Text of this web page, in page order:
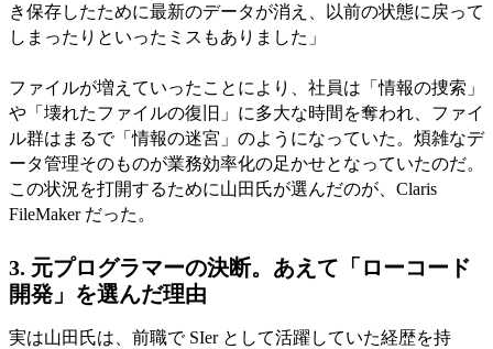
き保存したために最新のデータが消え、以前の状態に戻って
しまったりといったミスもありました」
ファイルが増えていったことにより、社員は「情報の捜索」
や「壊れたファイルの復旧」に多大な時間を奪われ、ファイ
ル群はまるで「情報の迷宮」のようになっていた。煩雑なデ
ータ管理そのものが業務効率化の足かせとなっていたのだ。
この状況を打開するために山田氏が選んだのが、Claris
FileMaker だった。
3. 元プログラマーの決断。あえて「ローコード
開発」を選んだ理由
実は山田氏は、前職で SIer として活躍していた経歴を持